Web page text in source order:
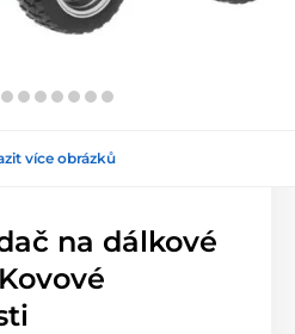
více obrázků
na dálkové